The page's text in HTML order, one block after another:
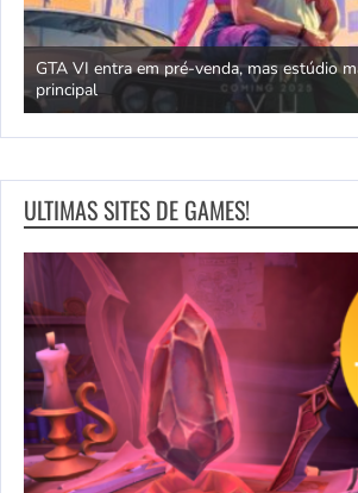
GTA VI entra em pré-venda, mas estúdio
principal
ULTIMAS SITES DE GAMES!